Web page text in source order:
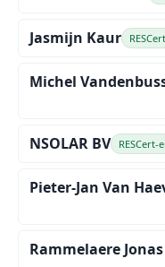
Jasmijn Kaur
Michel
NSOLAR BV RESCert-
Pieter-Jan Van
Rammelaere Jonas